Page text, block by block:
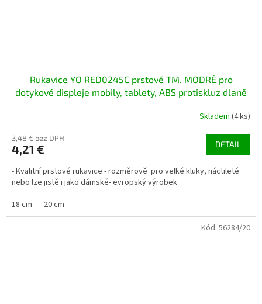
Rukavice YO RED0245C prstové TM. MODRÉ pro
dotykové displeje mobily, tablety, ABS protiskluz dlaně
Skladem (4 ks)
3,48 € bez DPH
4,21 € DETAIL
- Kvalitní prstové rukavice - rozměrově pro velké kluky, náctileté
nebo lze jistě i jako dámské- evropský výrobek
18 cm
20 cm
Kód: 56284/20